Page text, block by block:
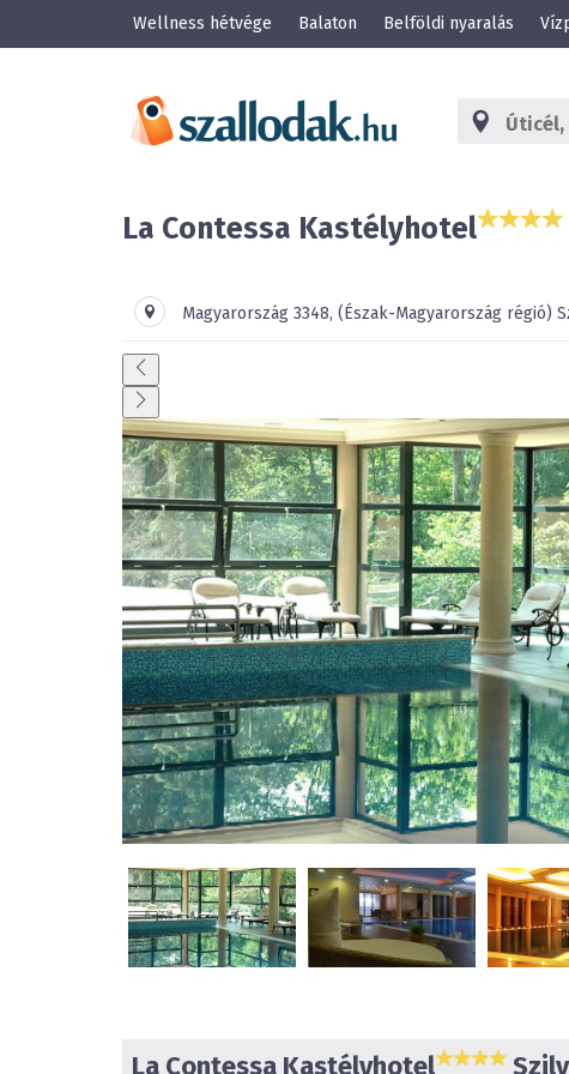
Wellness hétvége Balaton Belföldi nyaralás
La Contessa Kastélyhotel
Magyarország 3348, (Észak-Magyarország régió)
La Contessa Kastélyhotel